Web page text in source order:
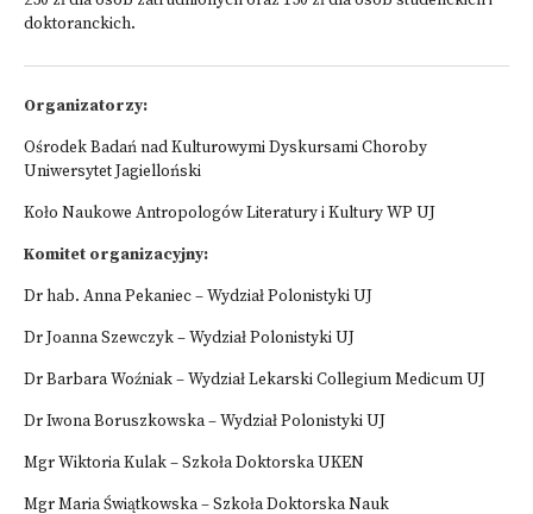
doktoranckich.
Organizatorzy:
Ośrodek Badań nad Kulturowymi Dyskursami Choroby
Uniwersytet Jagielloński
Koło Naukowe Antropologów Literatury i Kultury WP UJ
Komitet organizacyjny:
Dr hab. Anna Pekaniec – Wydział Polonistyki UJ
Dr Joanna Szewczyk – Wydział Polonistyki UJ
Dr Barbara Woźniak – Wydział Lekarski Collegium Medicum UJ
Dr Iwona Boruszkowska – Wydział Polonistyki UJ
Mgr Wiktoria Kulak – Szkoła Doktorska UKEN
Mgr Maria Świątkowska – Szkoła Doktorska Nauk